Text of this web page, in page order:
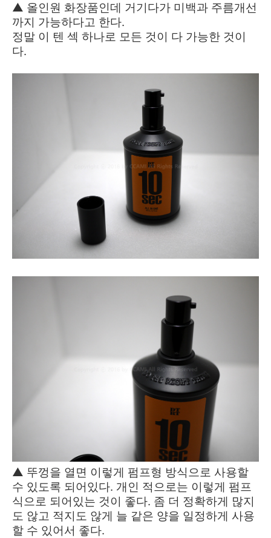
▲ 올인원 화장품인데 거기다가 미백과 주름개선
까지 가능하다고 한다.
정말 이 텐 섹 하나로 모든 것이 다 가능한 것이
다.
▲ 뚜껑을 열면 이렇게 펌프형 방식으로 사용할
수 있도록 되어있다. 개인 적으로는 이렇게 펌프
식으로 되어있는 것이 좋다. 좀 더 정확하게 많지
도 않고 적지도 않게 늘 같은 양을 일정하게 사용
할 수 있어서 좋다.